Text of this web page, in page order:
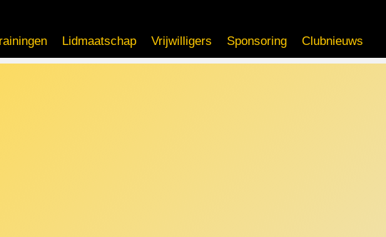
Lidmaatschap Vrijwilligers Sponsoring Clubnieuws